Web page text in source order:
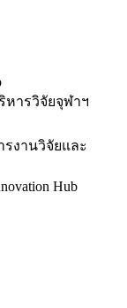
หารวิจัยจุฬาฯ
รงานวิจัยและ
Hub